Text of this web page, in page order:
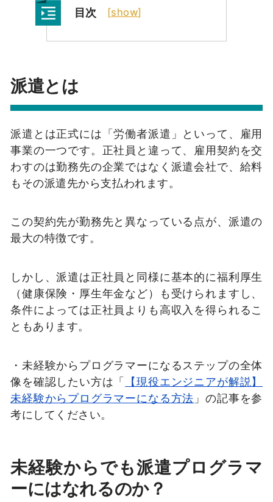
目次 [show]
派遣とは
派遣とは正式には「労働者派遣」といって、雇用
事業の一つです。正社員と違って、雇用契約を交
わすのは勤務先の企業ではなく派遣会社で、給料
もその派遣先から支払われます。
この契約先が勤務先と異なっている点が、派遣の
最大の特徴です。
しかし、派遣は正社員と同様に基本的に福利厚生
（健康保険・厚生年金など）も受けられますし、
条件によっては正社員よりも高収入を得られるこ
ともあります。
・未経験からプログラマーになるステップの全体
像を確認したい方は「
【現役エンジニアが解説】
未経験からプログラマーになる方法 」の記事を参
考にしてください。
未経験からでも派遣プログラマ
ーにはなれるのか？